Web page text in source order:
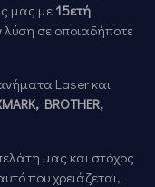
μας με 15ετή
λύση σε οποιαδήποτε
Laser και
BROTHER,
μας και στόχος
που χρειάζεται,